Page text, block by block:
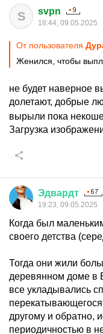
S svpn
18:44, 09.05.2025
От пользователя
Женился, чтобы
не будет наверное
долетают, добрые
вырыли пока
Загрузка
Эдвардт
19:23, 09.05.2025
Когда был
своего детства
Тогда они жили
деревянном доме в
все укладывались
другому и обратно,
периодичностью в